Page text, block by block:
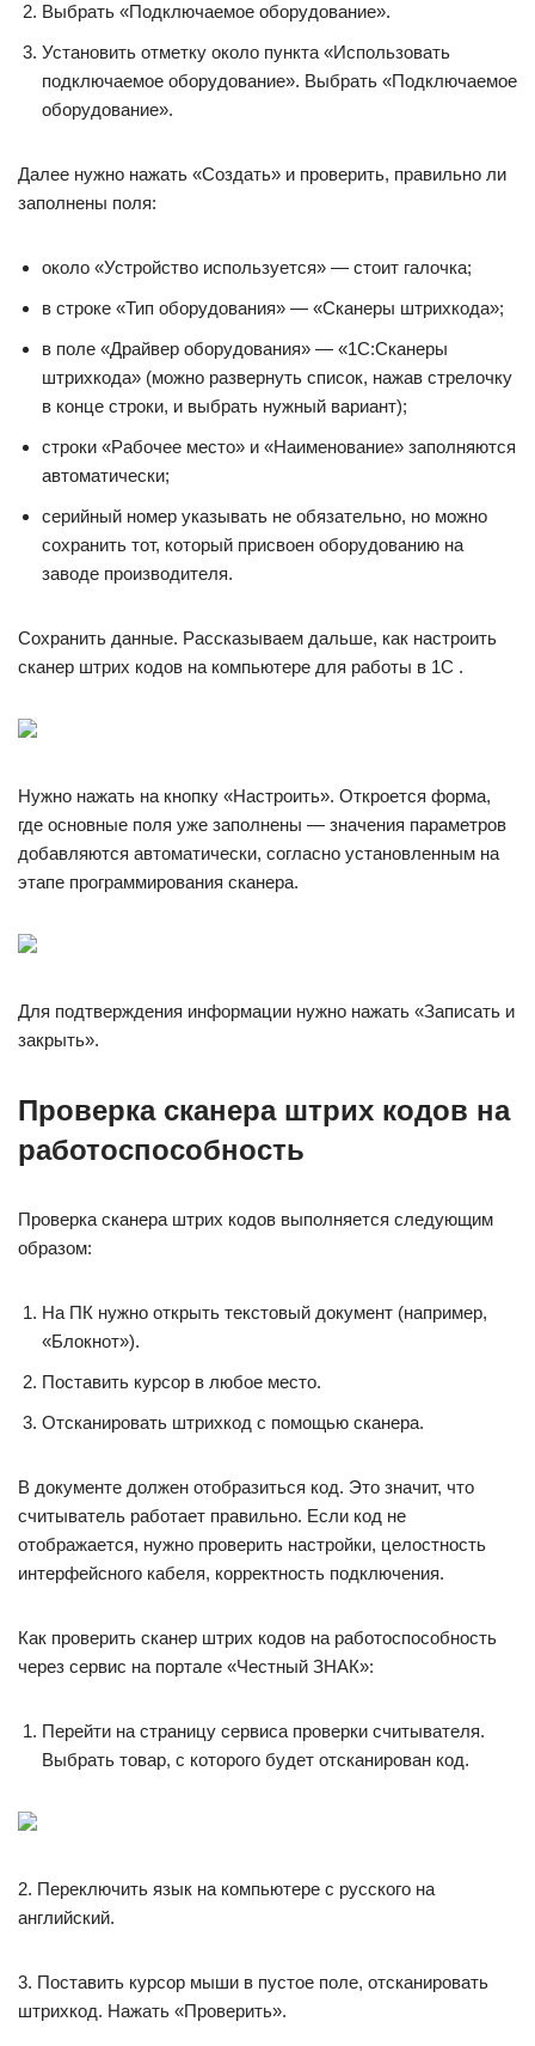
Выбрать «Подключаемое оборудование».
Установить отметку около пункта «Использовать
подключаемое оборудование». Выбрать «Подключаемое
оборудование».
Далее нужно нажать «Создать» и проверить, правильно ли
заполнены поля:
около «Устройство используется» — стоит галочка;
в строке «Тип оборудования» — «Сканеры штрихкода»;
в поле «Драйвер оборудования» — «1С:Сканеры
штрихкода» (можно развернуть список, нажав стрелочку
в конце строки, и выбрать нужный вариант);
строки «Рабочее место» и «Наименование» заполняются
автоматически;
серийный номер указывать не обязательно, но можно
сохранить тот, который присвоен оборудованию на
заводе производителя.
Сохранить данные. Рассказываем дальше, как настроить
сканер штрих кодов на компьютере для работы в 1С .
Нужно нажать на кнопку «Настроить». Откроется форма,
где основные поля уже заполнены — значения параметров
добавляются автоматически, согласно установленным на
этапе программирования сканера.
Для подтверждения информации нужно нажать «Записать и
закрыть».
Проверка сканера штрих кодов на
работоспособность
Проверка сканера штрих кодов выполняется следующим
образом:
На ПК нужно открыть текстовый документ (например,
«Блокнот»).
Поставить курсор в любое место.
Отсканировать штрихкод с помощью сканера.
В документе должен отобразиться код. Это значит, что
считыватель работает правильно. Если код не
отображается, нужно проверить настройки, целостность
интерфейсного кабеля, корректность подключения.
Как проверить сканер штрих кодов на работоспособность
через сервис на портале «Честный ЗНАК»:
Перейти на страницу сервиса проверки считывателя.
Выбрать товар, с которого будет отсканирован код.
2. Переключить язык на компьютере с русского на
английский.
3. Поставить курсор мыши в пустое поле, отсканировать
штрихкод. Нажать «Проверить».